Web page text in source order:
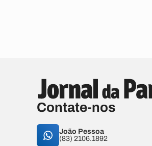
Contate-nos
João Pessoa
(83) 2106.1892